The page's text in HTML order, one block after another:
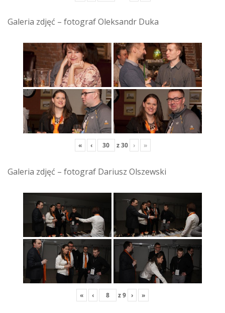
Galeria zdjęć – fotograf Oleksandr Duka
« ‹ z30 › »
Galeria zdjęć – fotograf Dariusz Olszewski
« ‹ z9 › »